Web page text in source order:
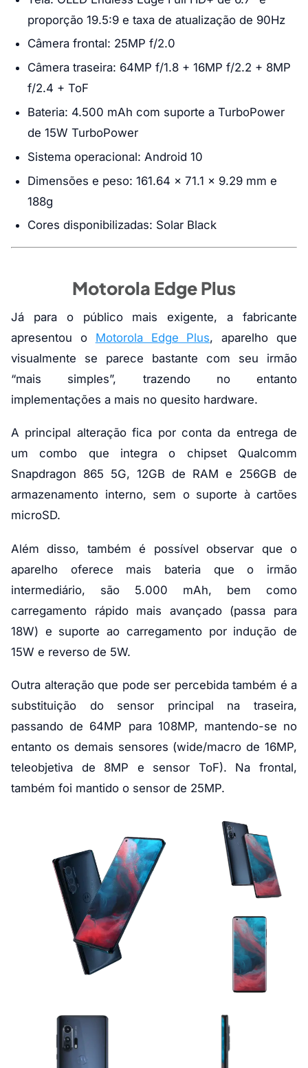
proporção 19.5:9 e taxa de atualização de 90Hz
Câmera frontal: 25MP f/2.0
Câmera traseira: 64MP f/1.8 + 16MP f/2.2 + 8MP
f/2.4 + ToF
Bateria: 4.500 mAh com suporte a TurboPower
de 15W TurboPower
Sistema operacional: Android 10
Dimensões e peso: 161.64 x 71.1 x 9.29 mm e
188g
Cores disponibilizadas: Solar Black
Motorola Edge Plus
Já para o público mais exigente, a fabricante
apresentou o Motorola Edge Plus, aparelho que
visualmente se parece bastante com seu irmão
“mais simples”, trazendo no entanto
implementações a mais no quesito hardware.
A principal alteração fica por conta da entrega de
um combo que integra o chipset Qualcomm
Snapdragon 865 5G, 12GB de RAM e 256GB de
armazenamento interno, sem o suporte à cartões
microSD.
Além disso, também é possível observar que o
aparelho oferece mais bateria que o irmão
intermediário, são 5.000 mAh, bem como
carregamento rápido mais avançado (passa para
18W) e suporte ao carregamento por indução de
15W e reverso de 5W.
Outra alteração que pode ser percebida também é a
substituição do sensor principal na traseira,
passando de 64MP para 108MP, mantendo-se no
entanto os demais sensores (wide/macro de 16MP,
teleobjetiva de 8MP e sensor ToF). Na frontal,
também foi mantido o sensor de 25MP.